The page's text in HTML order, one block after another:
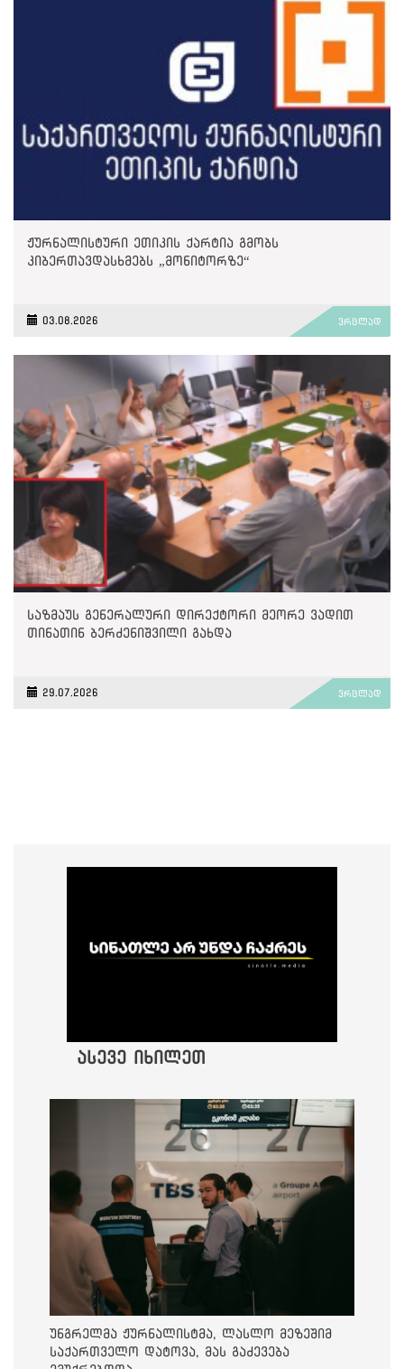
ჟურნალისტური ეთიკის ქარტია გმობს
კიბერთავდასხმებს „მონიტორზე“
03.08.2026 ვრცლად
საზმაუს გენერალური დირექტორი მეორე ვადით
თინათინ ბერძენიშვილი გახდა
29.07.2026 ვრცლად
ასევე იხილეთ
უნგრელმა ჟურნალისტმა, ლასლო მეზეშიმ
საქართველო დატოვა, მას გაძევება